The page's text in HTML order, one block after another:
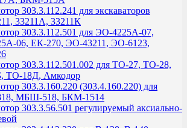
303.3.112.241 для экскаваторов
33211А, 33211К
303.3.112.501 для ЭО-4225А-07,
06, ЕК-270, ЭО-43211, ЭО-6123,
303.3.112.501.002 для ТО-27, ТО-28,
ТО-18Д, Амкодор
303.3.160.220 (303.4.160.220) для
МБШ-518, БКМ-1514
303.3.56.501 регулируемый аксиально-